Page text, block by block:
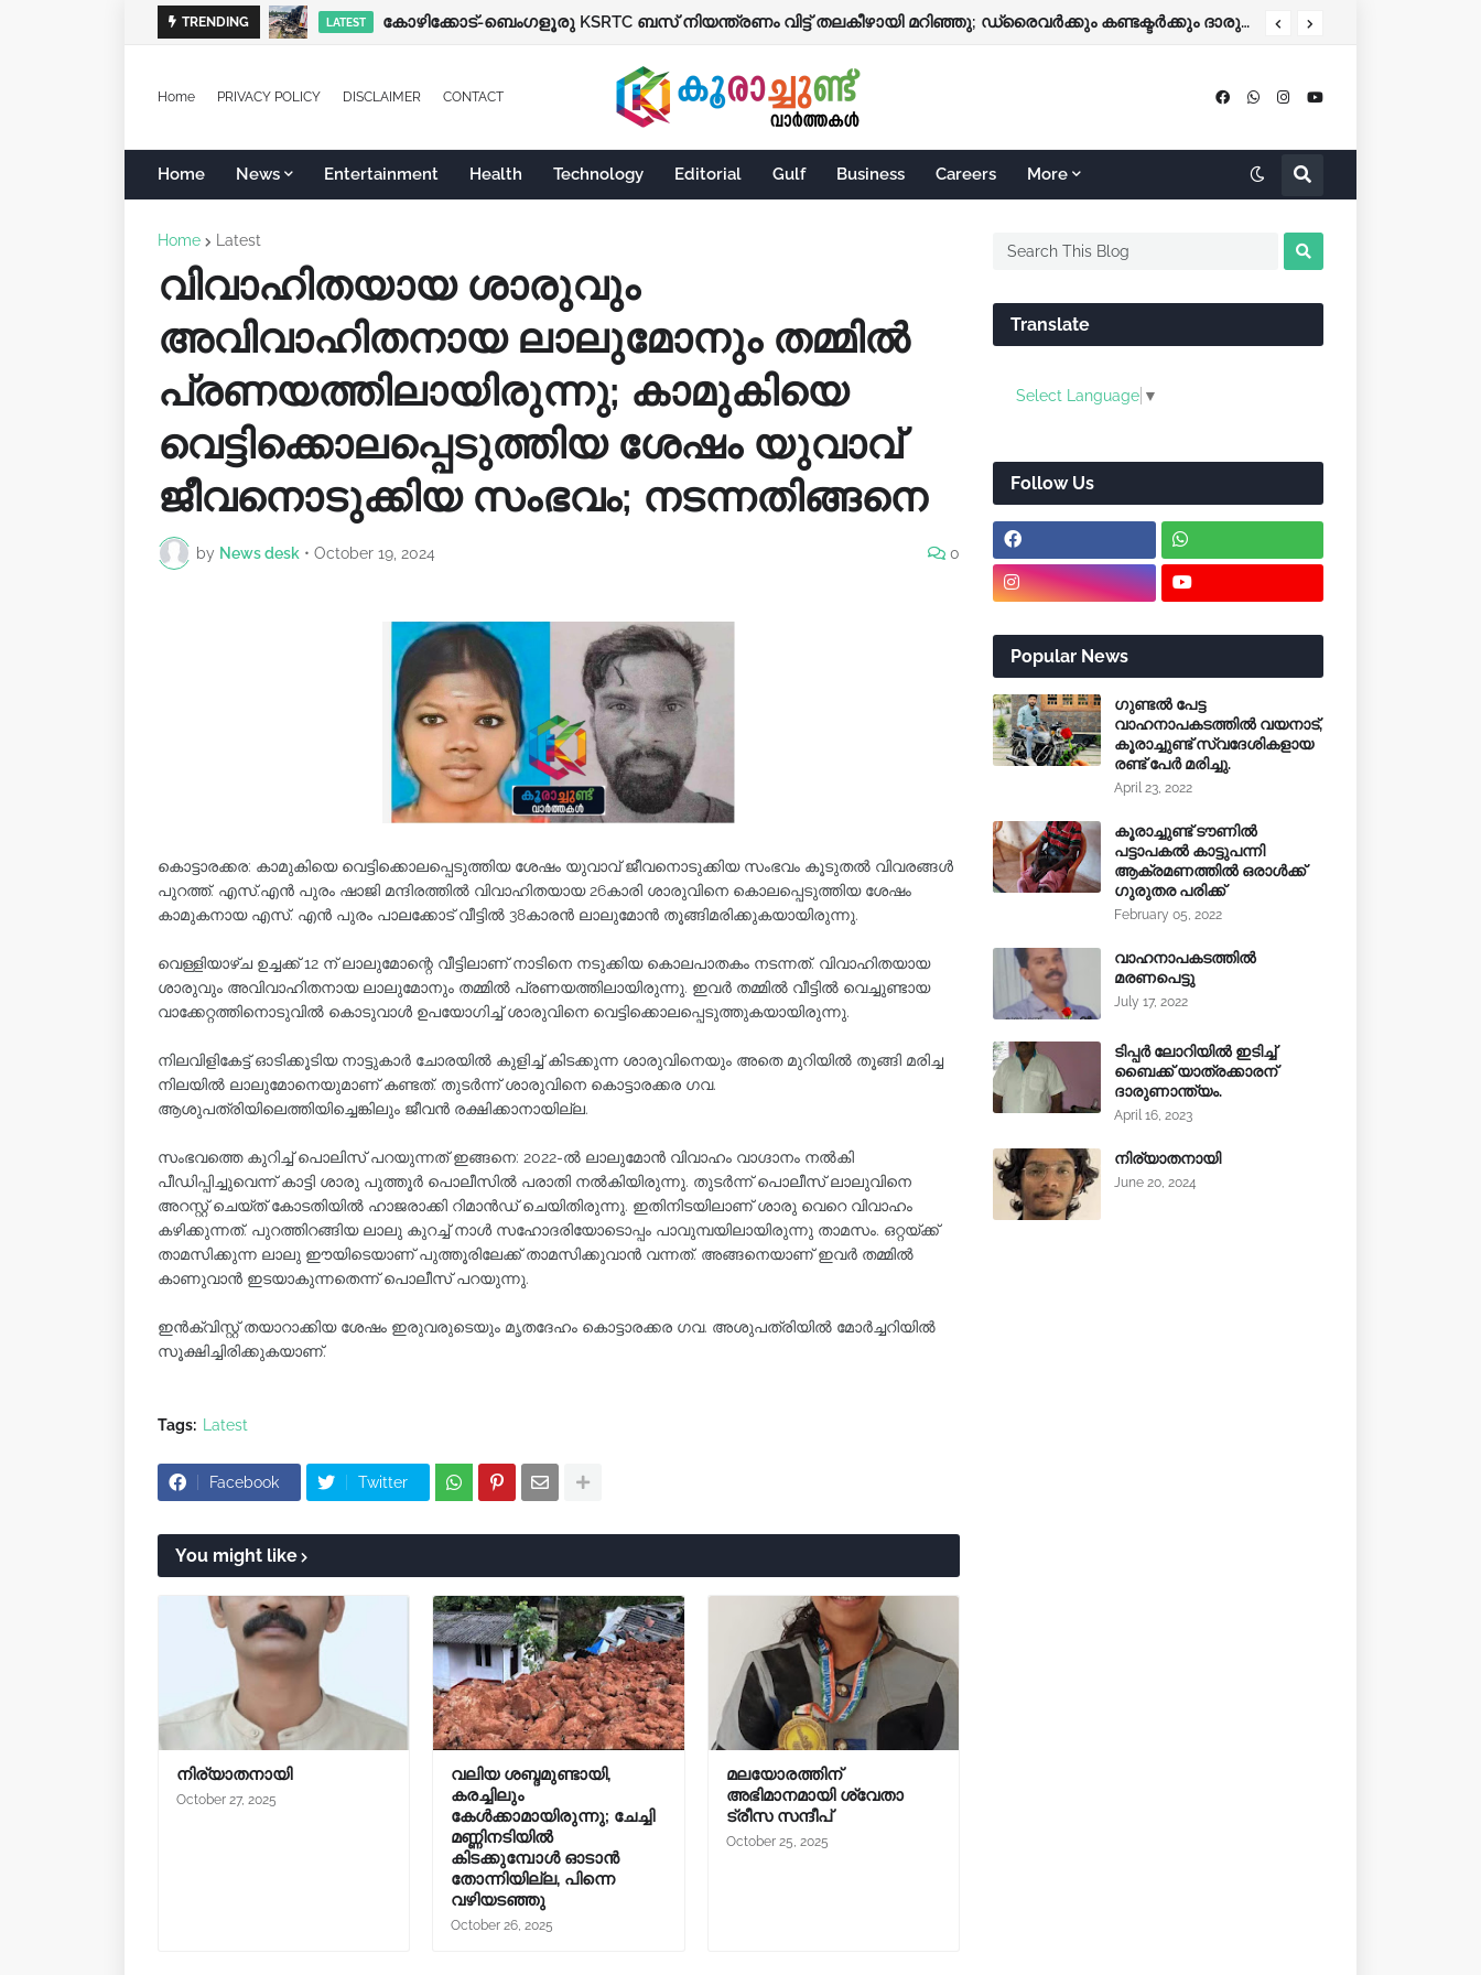
TRENDING LATEST കോഴിക്കോട്-ബെംഗളൂരു KSRTC ബസ് നിയന്ത്രണം വിട്ട് തലകീഴായി മറിഞ്ഞു; ഡ്രൈവർക്കും കണ്ടക്ടർക്കും ദാരുണാന്ത്യം
Home PRIVACY POLICY DISCLAIMER CONTACT
Home News Entertainment Health Technology Editorial Gulf Business Careers More
Home Latest
വിവാഹിതയായ ശാരുവും
അവിവാഹിതനായ ലാലുമോനും തമ്മിൽ
പ്രണയത്തിലായിരുന്നു; കാമുകിയെ
വെട്ടിക്കൊലപ്പെടുത്തിയ ശേഷം യുവാവ്
ജീവനൊടുക്കിയ സംഭവം; നടന്നതിങ്ങനെ
by News desk • October 19, 2024 0
കൊട്ടാരക്കര: കാമുകിയെ വെട്ടിക്കൊലപ്പെടുത്തിയ ശേഷം യുവാവ് ജീവനൊടുക്കിയ സംഭവം കൂടുതൽ വിവരങ്ങൾ
പുറത്ത്. എസ്.എൻ പുരം ഷാജി മന്ദിരത്തിൽ വിവാഹിതയായ 26കാരി ശാരുവിനെ കൊലപ്പെടുത്തിയ ശേഷം
കാമുകനായ എസ്. എൻ പുരം പാലക്കോട് വീട്ടിൽ 38കാരൻ ലാലുമോൻ തൂങ്ങിമരിക്കുകയായിരുന്നു.
വെള്ളിയാഴ്ച ഉച്ചക്ക് 12 ന് ലാലുമോന്റെ വീട്ടിലാണ് നാടിനെ നടുക്കിയ കൊലപാതകം നടന്നത്. വിവാഹിതയായ
ശാരുവും അവിവാഹിതനായ ലാലുമോനും തമ്മിൽ പ്രണയത്തിലായിരുന്നു. ഇവർ തമ്മിൽ വീട്ടിൽ വെച്ചുണ്ടായ
വാക്കേറ്റത്തിനൊടുവിൽ കൊടുവാൾ ഉപയോഗിച്ച് ശാരുവിനെ വെട്ടിക്കൊലപ്പെടുത്തുകയായിരുന്നു.
നിലവിളികേട്ട് ഓടിക്കൂടിയ നാട്ടുകാർ ചോരയിൽ കുളിച്ച് കിടക്കുന്ന ശാരുവിനെയും അതെ മുറിയിൽ തൂങ്ങി മരിച്ച
നിലയിൽ ലാലുമോനെയുമാണ് കണ്ടത്. തുടർന്ന് ശാരുവിനെ കൊട്ടാരക്കര ഗവ.
ആശുപത്രിയിലെത്തിയിച്ചെങ്കിലും ജീവൻ രക്ഷിക്കാനായില്ല.
സംഭവത്തെ കുറിച്ച് പൊലിസ് പറയുന്നത് ഇങ്ങനെ: 2022-ൽ ലാലുമോൻ വിവാഹം വാഗ്ദാനം നൽകി
പീഡിപ്പിച്ചുവെന്ന് കാട്ടി ശാരു പുത്തൂർ പൊലീസിൽ പരാതി നൽകിയിരുന്നു. തുടർന്ന് പൊലീസ് ലാലുവിനെ
അറസ്റ്റ് ചെയ്ത് കോടതിയിൽ ഹാജരാക്കി റിമാൻഡ് ചെയിതിരുന്നു. ഇതിനിടയിലാണ് ശാരു വെറെ വിവാഹം
കഴിക്കുന്നത്. പുറത്തിറങ്ങിയ ലാലു കുറച്ച് നാൾ സഹോദരിയോടൊപ്പം പാവുമ്പയിലായിരുന്നു താമസം. ഒറ്റയ്ക്ക്
താമസിക്കുന്ന ലാലു ഈയിടെയാണ് പുത്തൂരിലേക്ക് താമസിക്കുവാൻ വന്നത്. അങ്ങനെയാണ് ഇവർ തമ്മിൽ
കാണുവാൻ ഇടയാകുന്നതെന്ന് പൊലീസ് പറയുന്നു.
ഇൻക്വിസ്റ്റ് തയാറാക്കിയ ശേഷം ഇരുവരുടെയും മൃതദേഹം കൊട്ടാരക്കര ഗവ. അശുപത്രിയിൽ മോർച്ചറിയിൽ
സൂക്ഷിച്ചിരിക്കുകയാണ്.
Tags: Latest
Facebook Twitter
You might like
നിര്യാതനായി
October 27, 2025
വലിയ ശബ്ദമുണ്ടായി,
കരച്ചിലും
കേൾക്കാമായിരുന്നു; ചേച്ചി
മണ്ണിനടിയിൽ
കിടക്കുമ്പോൾ ഓടാൻ
തോന്നിയില്ല, പിന്നെ
വഴിയടഞ്ഞു
October 26, 2025
മലയോരത്തിന്
അഭിമാനമായി ശ്വേതാ
ട്രീസ സന്ദീപ്
October 25, 2025
Translate
Select Language ▼
Follow Us
Popular News
ഗുണ്ടൽ പേട്ട
വാഹനാപകടത്തിൽ വയനാട്,
കൂരാച്ചുണ്ട് സ്വദേശികളായ
രണ്ട് പേർ മരിച്ചു.
April 23, 2022
കൂരാച്ചുണ്ട് ടൗണിൽ
പട്ടാപകൽ കാട്ടുപന്നി
ആക്രമണത്തിൽ ഒരാൾക്ക്
ഗുരുതര പരിക്ക്
February 05, 2022
വാഹനാപകടത്തിൽ
മരണപെട്ടു
July 17, 2022
ടിപ്പർ ലോറിയിൽ ഇടിച്ച്
ബൈക്ക് യാത്രക്കാരന്
ദാരുണാന്ത്യം.
April 16, 2023
നിര്യാതനായി
June 20, 2024